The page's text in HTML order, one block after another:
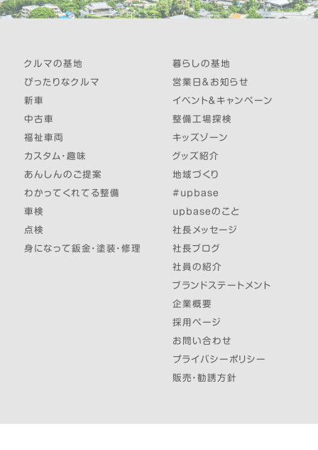
クルマの基地
ぴったりなクルマ
新車
中古車
福祉車両
カスタム・趣味
あんしんのご提案
わかってくれてる整備
車検
点検
身になって鈑金・塗装・修理
暮らしの基地
営業日＆お知らせ
イベント＆キャンペーン
整備工場探検
キッズゾーン
グッズ紹介
地域づくり
#upbase
upbaseのこと
社長メッセージ
社長ブログ
社員の紹介
ブランドステートメント
企業概要
採用ページ
お問い合わせ
プライバシーポリシー
販売・勧誘方針